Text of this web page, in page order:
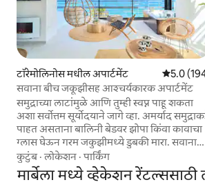
टॉरेमोलिनोस मधील अपार्टमेंट 5 पैकी 5.0
5.0
सवाना बीच जकूझीसह आश्चर्यकारक अपार्टमेंट
समुद्राच्या लाटांमुळे आणि तुम्ही स्वप्न पाहू शकता
अशा सर्वोत्तम सूर्योदयाने जागे व्हा. अमर्याद
पाहत असताना बालिनी बेडवर झोपा किंवा कावाचा
ग्लास घेऊन गरम जकुझीमध्ये डुबकी मारा. सवाना
बीच हा एका जादुई आणि मोहक ठिकाणी
आरामदायक सुट्टीसाठी डिझाइन केलेला आहे.
बीच हे एक जादुई ठिकाण आहे, मोहकपणे
कुटुंब·लोकेशन ·पार्किंग
मार्बेला मध्ये व्हेकेशन रेंटल्ससाठी